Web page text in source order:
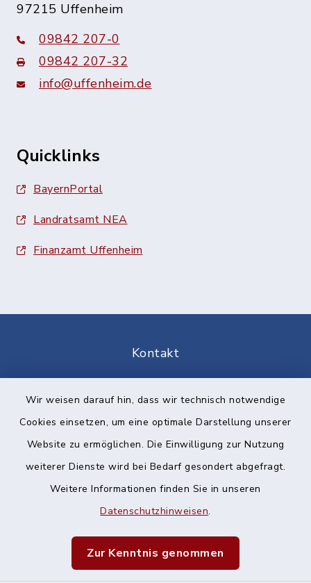
Wir weisen darauf hin, dass wir technisch notwendige
Cookies einsetzen, um eine optimale Darstellung unserer
Website zu ermöglichen. Die Einwilligung zur Nutzung
weiterer Dienste wird bei Bedarf gesondert abgefragt.
Weitere Informationen finden Sie in unseren
Datenschutzhinweisen.
Zur Kenntnis genommen
97215 Uffenheim
09842 207-0
09842 207-32
info@uffenheim.de
Quicklinks
BayernPortal
Landratsamt NEA
Finanzamt Uffenheim
Kontakt
Datenschutz
Impressum
Sitemap
Cookie-Einstellungen